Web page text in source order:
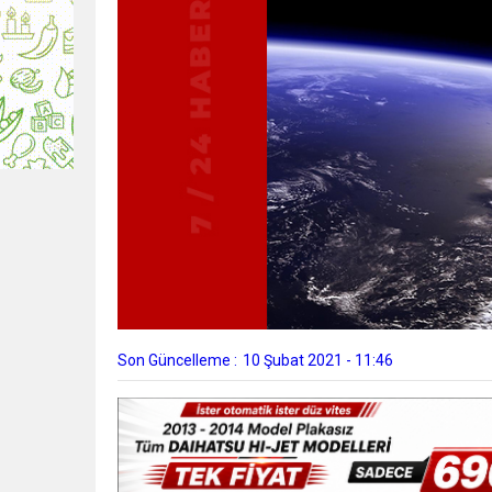
Son Güncelleme : 10 Şubat 2021 - 11:46